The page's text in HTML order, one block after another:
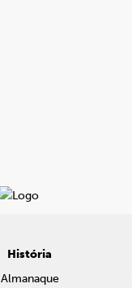
História
Almanaque